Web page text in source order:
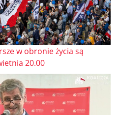
w obronie życia są
20.00